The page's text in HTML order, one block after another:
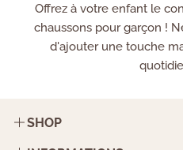
Offrez à votre enfant le
chaussons pour garçon !
d'ajouter une touche
SHOP